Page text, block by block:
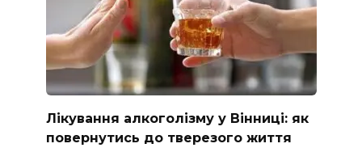
Лікування алкоголізму у Вінниці: як
повернутись до тверезого життя